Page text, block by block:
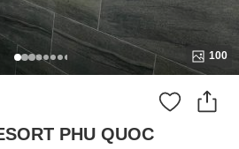
100
PHU QUOC